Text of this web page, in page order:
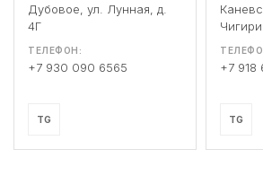
Дубовое, ул. Лунная, д.
4Г
ТЕЛЕФОН:
+7 930 090 6565
TG
+7 918
TG